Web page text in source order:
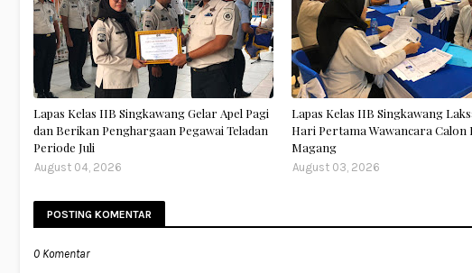
Lapas Kelas IIB Singkawang Gelar Apel Pagi
dan Berikan Penghargaan Pegawai Teladan
Periode Juli
August 04, 2026
Lapas Kelas IIB Singkawang
Hari Pertama Wawancara Calon
Magang
August 03, 2026
POSTING KOMENTAR
0 Komentar